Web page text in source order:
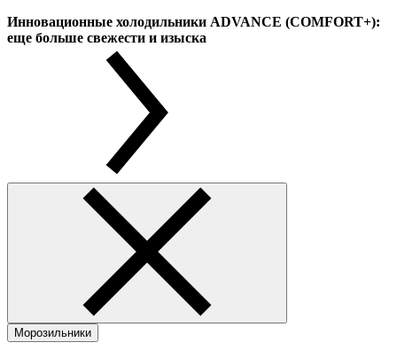
Инновационные холодильники ADVANCE (COMFORT+):
еще больше свежести и изыска
Морозильники